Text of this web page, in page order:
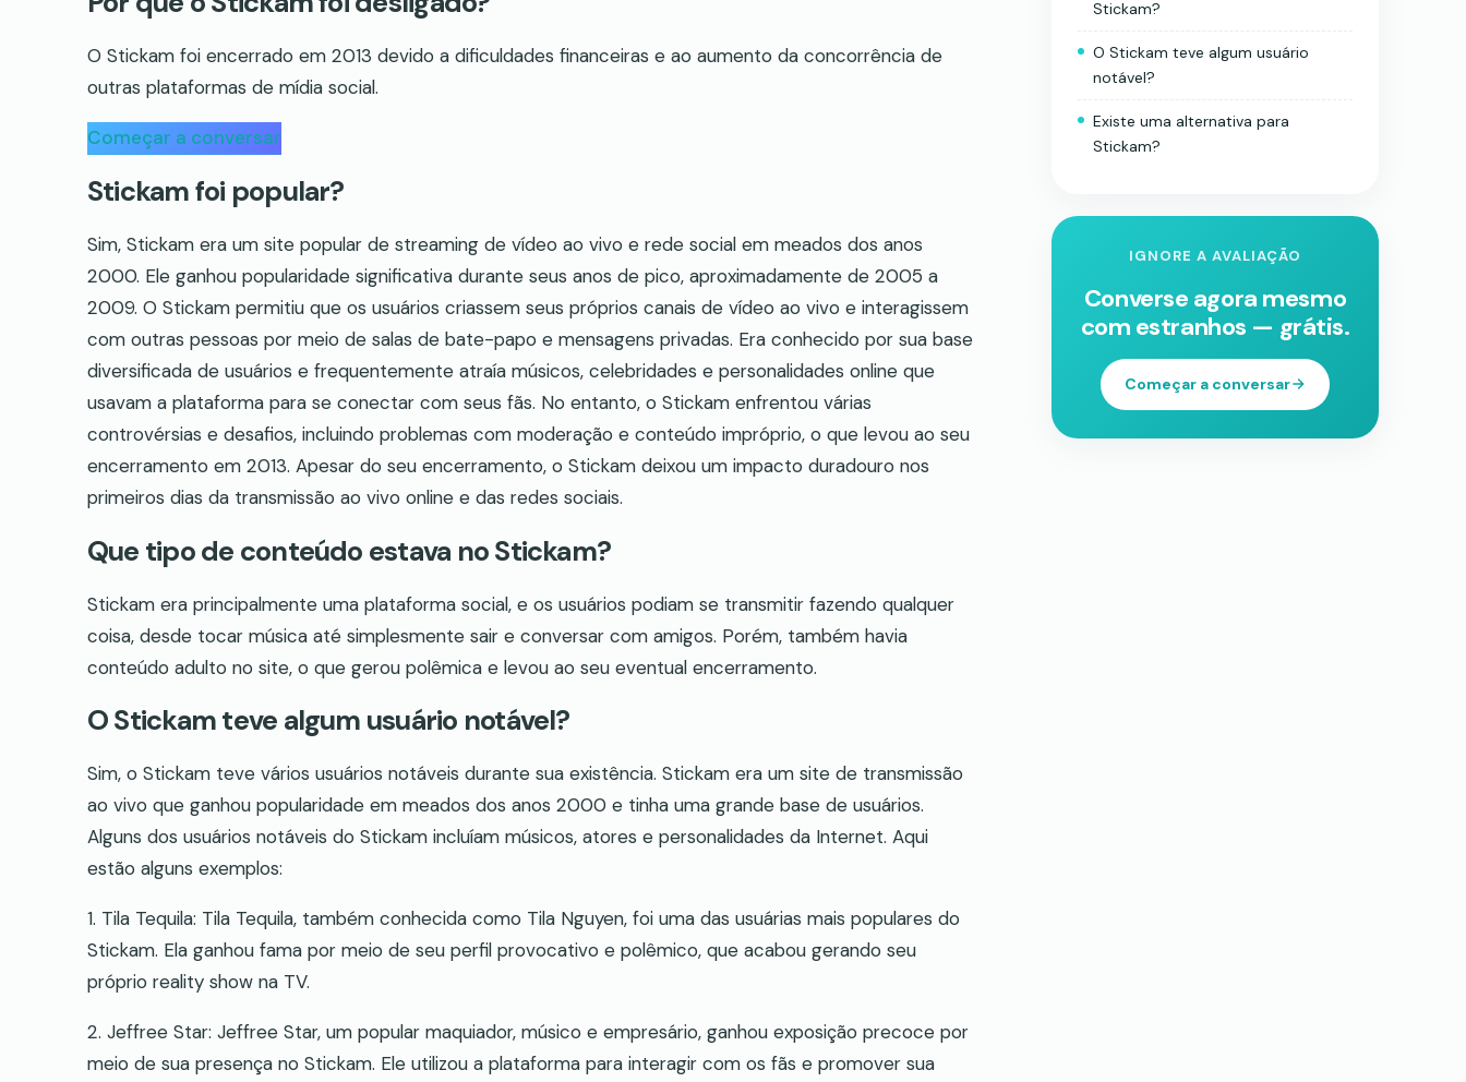
O Stickam foi encerrado em 2013 devido a dificuldades financeiras e ao aumento da concorrência de
outras plataformas de mídia social.
Começar a conversar
Stickam foi popular?
Sim, Stickam era um site popular de streaming de vídeo ao vivo e rede social em meados dos anos
2000. Ele ganhou popularidade significativa durante seus anos de pico, aproximadamente de 2005 a
2009. O Stickam permitiu que os usuários criassem seus próprios canais de vídeo ao vivo e interagissem
com outras pessoas por meio de salas de bate-papo e mensagens privadas. Era conhecido por sua base
diversificada de usuários e frequentemente atraía músicos, celebridades e personalidades online que
usavam a plataforma para se conectar com seus fãs. No entanto, o Stickam enfrentou várias
controvérsias e desafios, incluindo problemas com moderação e conteúdo impróprio, o que levou ao seu
encerramento em 2013. Apesar do seu encerramento, o Stickam deixou um impacto duradouro nos
primeiros dias da transmissão ao vivo online e das redes sociais.
Que tipo de conteúdo estava no Stickam?
Stickam era principalmente uma plataforma social, e os usuários podiam se transmitir fazendo qualquer
coisa, desde tocar música até simplesmente sair e conversar com amigos. Porém, também havia
conteúdo adulto no site, o que gerou polêmica e levou ao seu eventual encerramento.
O Stickam teve algum usuário notável?
Sim, o Stickam teve vários usuários notáveis durante sua existência. Stickam era um site de transmissão
ao vivo que ganhou popularidade em meados dos anos 2000 e tinha uma grande base de usuários.
Alguns dos usuários notáveis do Stickam incluíam músicos, atores e personalidades da Internet. Aqui
estão alguns exemplos:
1. Tila Tequila: Tila Tequila, também conhecida como Tila Nguyen, foi uma das usuárias mais populares do
Stickam. Ela ganhou fama por meio de seu perfil provocativo e polêmico, que acabou gerando seu
próprio reality show na TV.
2. Jeffree Star: Jeffree Star, um popular maquiador, músico e empresário, ganhou exposição precoce por
meio de sua presença no Stickam. Ele utilizou a plataforma para interagir com os fãs e promover sua
Stickam?
O Stickam teve algum usuário
notável?
Existe uma alternativa para
Stickam?
IGNORE A AVALIAÇÃO
Converse agora mesmo
com estranhos — grátis.
Começar a conversar